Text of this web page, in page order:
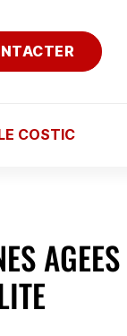
COSTIC
AGEES